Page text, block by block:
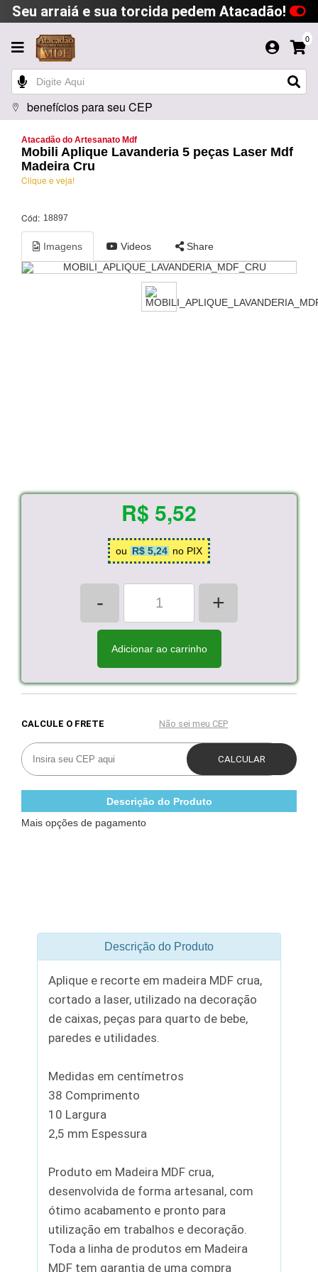
Seu arraiá e sua torcida pedem Atacadão!
0
benefícios para seu CEP
Atacadão do Artesanato Mdf
Mobili Aplique Lavanderia 5 peças Laser Mdf
Madeira Cru
Clique e veja!
Cód: 18897
Imagens Videos Share
R$ 5,52
ou R$ 5,24 no PIX
- +
Adicionar ao carrinho
Descrição do Produto
Mais opções de pagamento
Descrição do Produto
Aplique e recorte em madeira MDF crua,
cortado a laser, utilizado na decoração
de caixas, peças para quarto de bebe,
paredes e utilidades.
Medidas em centímetros
38 Comprimento
10 Largura
2,5 mm Espessura
Produto em Madeira MDF crua,
desenvolvida de forma artesanal, com
ótimo acabamento e pronto para
utilização em trabalhos e decoração.
Toda a linha de produtos em Madeira
MDF tem garantia de uma compra